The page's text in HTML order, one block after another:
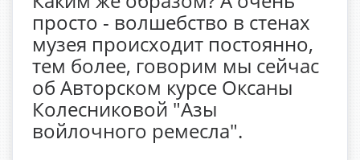
просто - волшебство в стенах
музея происходит постоянно,
тем более, говорим мы сейчас
об Авторском курсе Оксаны
Колесниковой "Азы
войлочного ремесла".